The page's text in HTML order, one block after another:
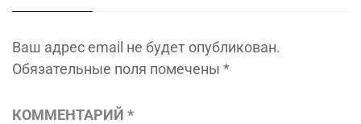
Ваш адрес email не будет опубликован.
Обязательные поля помечены *
КОММЕНТАРИЙ *